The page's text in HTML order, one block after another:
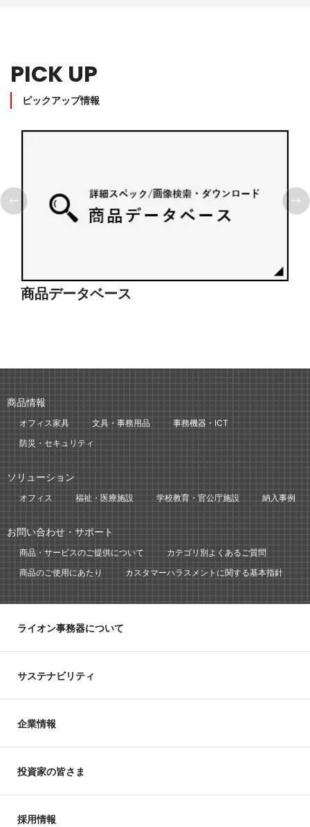
PICK UP
ピックアップ情報
商品データベース
商品情報
オフィス家具 文具・事務用品
事務機器・ICT
防災・セキュリティ
ソリューション
オフィス 福祉・医療施設 学校教育・官公庁施設 納入事例
お問い合わせ・サポート
商品・サービスのご提供について
カテゴリ別よくあるご質問
商品のご使用にあたり
カスタマーハラスメントに関する基本指針
ライオン事務器について
サステナビリティ
企業情報
投資家の皆さま
採用情報